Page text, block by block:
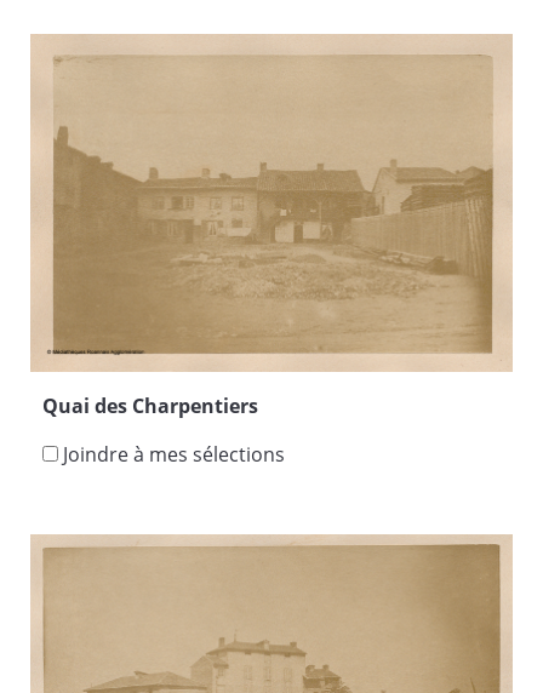
Quai des Charpentiers
Joindre à mes sélections